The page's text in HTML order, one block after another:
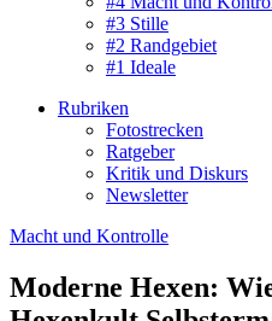
#3 Stille
#2 Randgebiet
#1 Ideale
Rubriken
Fotostrecken
Ratgeber
Kritik und Diskurs
Newsletter
Macht und Kontrolle
Moderne Hexen: